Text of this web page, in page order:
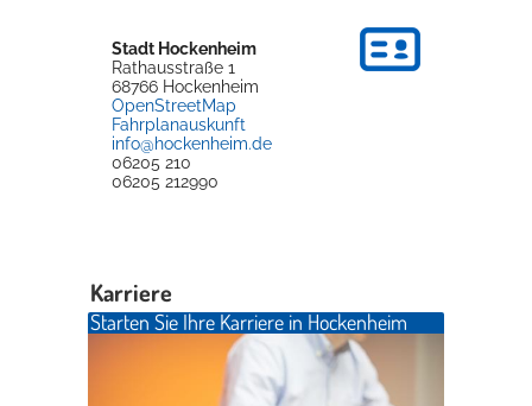
Erleben in Hockenheim
Spaß unter prickelnden Wasserfällen, das rauschende Meer im
Wellenbecken oder doch lieber die pure Entspannung auf der
Sprudelliege im Solebecken?
Stadt Hockenheim
Rathausstraße 1
68766 Hockenheim
OpenStreetMap
Fahrplanauskunft
info@hockenheim.de
06205 210
06205 212990
Karriere
Starten Sie Ihre Karriere in Hockenheim